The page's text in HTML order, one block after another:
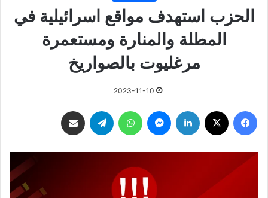
الحزب استهدف مواقع اسرائيلية في
المطلة والمنارة ومستعمرة
مرغليوت بالصواريخ
2023-11-10
فيسبوك لينكدإن ماسنجر واتساب تيلقرام